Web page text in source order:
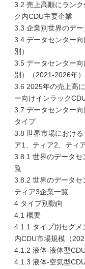
3.2 売上高順にラン
ク内CDU主要企業
3.3 企業別世界のデ
3.4 データセンター
別）
3.5 データセンター
別）（2021-2026年）
3.6 2025年の売上高
ー向けインラック
3.7 データセンター
タイプ
3.8 世界市場におけ
ア1、ティア2、ティ
3.8.1 世界のデータセ
覧
3.8.2 世界のデータセ
ティア3企業一覧
4 タイプ別動向
4.1 概要
4.1.1 タイプ別セグメ
内CDU市場規模（
4.1.2 液体-液体型CDU
4.1.3 液体-空気型CDU